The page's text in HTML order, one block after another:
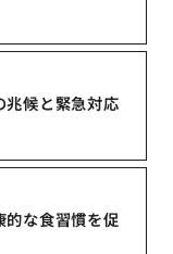
兆候と緊急対応
な食習慣を促